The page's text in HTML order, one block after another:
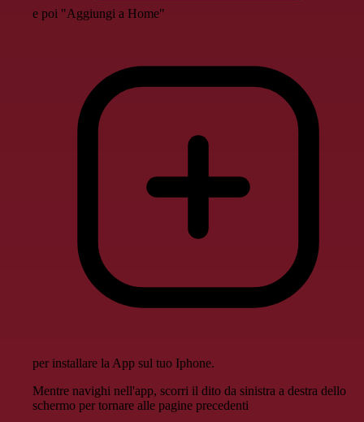
e poi "Aggiungi a Home"
per installare la App sul tuo Iphone.
Mentre navighi nell'app, scorri il dito da sinistra a destra dello
schermo per tornare alle pagine precedenti